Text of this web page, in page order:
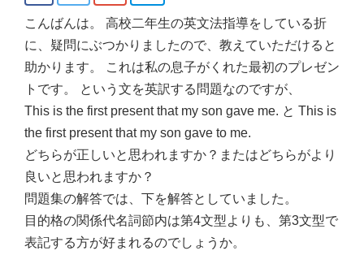
こんばんは。 高校二年生の英文法指導をしている折
に、疑問にぶつかりましたので、教えていただけると
助かります。 これは私の息子がくれた最初のプレゼン
トです。 という文を英訳する問題なのですが、
This is the first present that my son gave me. と This is
the first present that my son gave to me.
どちらが正しいと思われますか？またはどちらがより
良いと思われますか？
問題集の解答では、下を解答としていました。
目的格の関係代名詞節内は第4文型よりも、第3文型で
表記する方が好まれるのでしょうか。